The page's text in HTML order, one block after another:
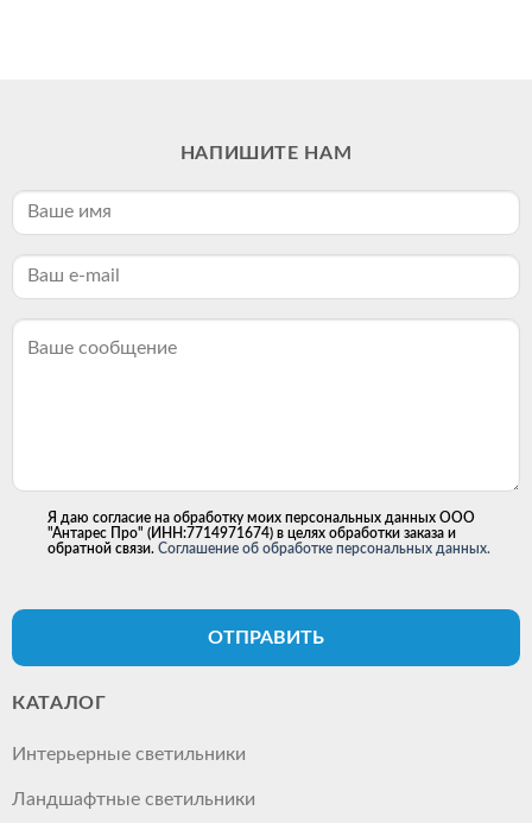
НАПИШИТЕ НАМ
Я даю согласие на обработку моих персональных данных ООО
"Антарес Про" (ИНН:7714971674) в целях обработки заказа и
обратной связи. Соглашение об обработке персональных данных.
ОТПРАВИТЬ
КАТАЛОГ
Интерьерные светильники
Ландшафтные светильники